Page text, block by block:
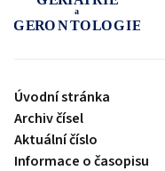
Úvodní stránka
Archiv čísel
Aktuální číslo
Informace o časopisu